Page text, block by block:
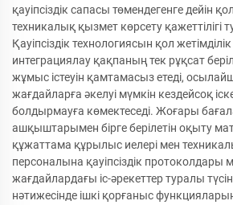
қауіпсіздік сапасы төмендегенге дейін
техникалық қызмет көрсету қажеттілігі
Қауіпсіздік технологиясын қол
интеграциялау қақпаның тек рұқсат
жұмыс істеуін қамтамасыз етеді,
жағдайларға әкелуі мүмкін кездейсоқ
болдырмауға көмектеседі. Жоғары
ашқыштарымен бірге берілетін оқыту
құжаттама құрылыс иелері мен
персоналына қауіпсіздік протоколдары
жағдайлардағы іс-әрекеттер туралы
нәтижесінде ішкі қорғаныс